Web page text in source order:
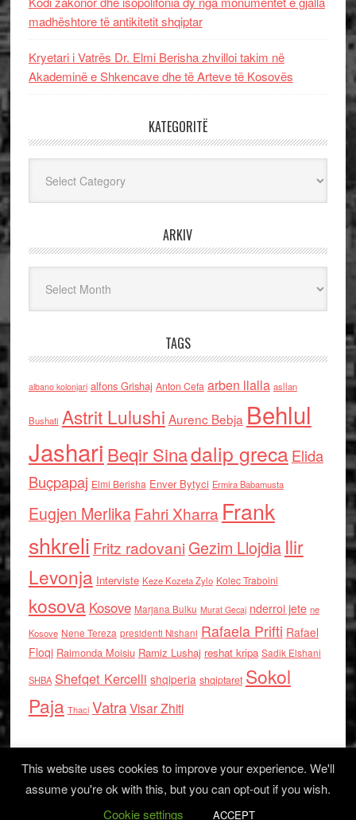
madhështore të antikitetit shqiptar
Kryetari i Vatrës Dr. Elmi Berisha zhvilloi takim në
Akademinë e Shkencave dhe të Arteve të Kosovës
KATEGORITË
ARKIV
TAGS
albano kolonjari alfons Grishaj Anton Cefa arben llalla asllan
Bushati Astrit Lulushi Aurenc Bebja Behlul
Jashari Beqir Sinadalip grecaElida
Buçpapaj Elmi Berisha Enver Bytyci Ermira Babamusta
Eugjen MerlikaFahri Xharra Frank
shkreli Fritz radovaniGezim Llojdia Ilir
Levonja Interviste Keze Kozeta Zylo Kolec Traboini
kosova Kosove Marjana Bulku Murat Gecaj nderroi jete ne
Kosove Nene Tereza presidenti Nishani Rafaela Prifti Rafael
Floqi Raimonda Moisiu Ramiz Lushaj reshat kripa Sadik Elshani
SHBA Shefqet Kercelli shqiperia shqiptaret Sokol
Paja Thaci VatraVisar Zhiti
Log in
This website uses cookies to improve your experience. We'll
assume you're ok with this, but you can opt-out if you wish.
Cookie settings
ACCEPT